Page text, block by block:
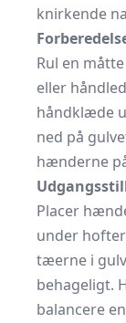
knirkende
Rul en
eller
håndklæde
ned på
hænderne
Placer
under
tæerne i
behageligt.
balancere